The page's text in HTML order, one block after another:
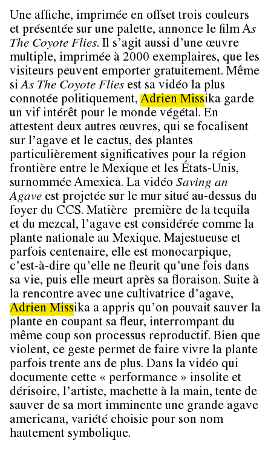
Une affiche, imprimée en offset trois couleurs
et présentée sur une palette, annonce le film As
The Coyote Flies. Il s’agit aussi d’une œuvre
multiple, imprimée à 2000 exemplaires, que les
visiteurs peuvent emporter gratuitement. Même
siAs The Coyote Flies est sa vidéo la plus
connotée politiquement, Adrien Missika garde
un vif intérêt pour le monde végétal. En
attestent deux autres œuvres, qui se focalisent
sur l’agave et le cactus, des plantes
particulièrement significatives pour la région
frontière entre le Mexique et les États-Unis,
surnommée Amexica. La vidéo Saving an
Agave est projetée sur le mur situé au-dessus du
foyer du CCS. Matière première de la tequila
et du mezcal, l’agave est considérée comme la
plante nationale au Mexique. Majestueuse et
parfois centenaire, elle est monocarpique,
c’est-à-dire qu’elle ne fleurit qu’une fois dans
sa vie, puis elle meurt après sa floraison. Suite à
la rencontre avec une cultivatrice d’agave,
Adrien Missika a appris qu’on pouvait sauver la
plante en coupant sa fleur, interrompant du
même coup son processus reproductif. Bien que
violent, ce geste permet de faire vivre la plante
parfois trente ans de plus. Dans la vidéo qui
documente cette « performance » insolite et
dérisoire, l’artiste, machette à la main, tente de
sauver de sa mort imminente une grande agave
americana, variété choisie pour son nom
hautement symbolique.